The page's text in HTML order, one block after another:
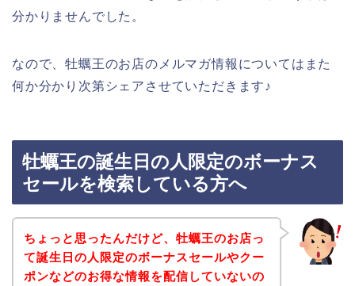
分かりませんでした。
なので、牡蠣王のお店のメルマガ情報についてはまた
何か分かり次第シェアさせていただきます♪
牡蠣王の誕生日の人限定のボーナス
セールを検索している方へ
ちょっと思ったんだけど、牡蠣王のお店っ
て誕生日の人限定のボーナスセールやクー
ポンなどのお得な情報を配信していないの